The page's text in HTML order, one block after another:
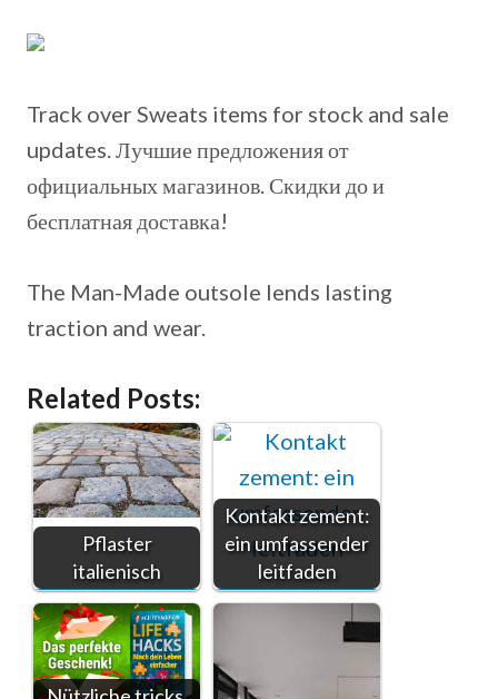
Track over Sweats items for stock and sale
updates. Лучшие предложения от
официальных магазинов. Скидки до и
бесплатная доставка!
The Man-Made outsole lends lasting
traction and wear.
Related Posts:
Pflaster
italienisch
Kontakt zement:
ein umfassender
leitfaden